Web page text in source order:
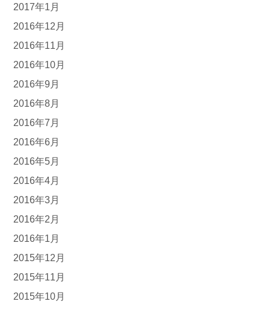
2017年1月
2016年12月
2016年11月
2016年10月
2016年9月
2016年8月
2016年7月
2016年6月
2016年5月
2016年4月
2016年3月
2016年2月
2016年1月
2015年12月
2015年11月
2015年10月